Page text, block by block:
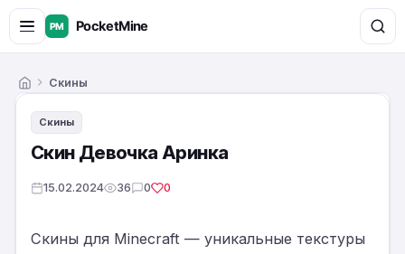
ГлавнаяСкины
Скины
Скин Девочка Аринка
15.02.2024 36 0 0
Скины для Minecraft — уникальные текстуры